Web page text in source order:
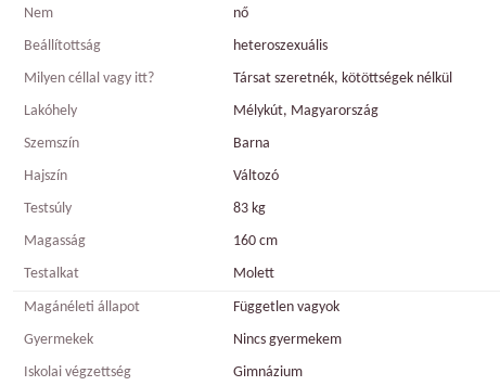
Nem
nő
Beállítottság
heteroszexuális
Milyen céllal vagy itt?
Társat szeretnék, kötöttségek nélkül
Lakóhely
Mélykút, Magyarország
Szemszín
Barna
Hajszín
Változó
Testsúly
83 kg
Magasság
160 cm
Testalkat
Molett
Magánéleti állapot
Független vagyok
Gyermekek
Nincs gyermekem
Iskolai végzettség
Gimnázium